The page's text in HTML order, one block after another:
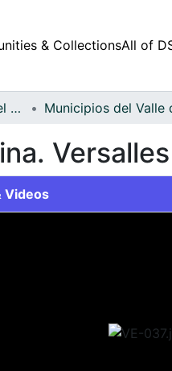
& CollectionsAll of
Municipios del Valle del Cauca
Versalles
Videos